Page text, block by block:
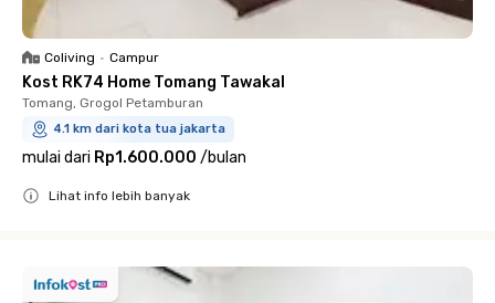
Coliving • Campur
Kost RK74 Home Tomang Tawakal
Tomang, Grogol Petamburan
4.1 km dari kota tua jakarta
mulai dari Rp1.600.000 /bulan
Lihat info lebih banyak